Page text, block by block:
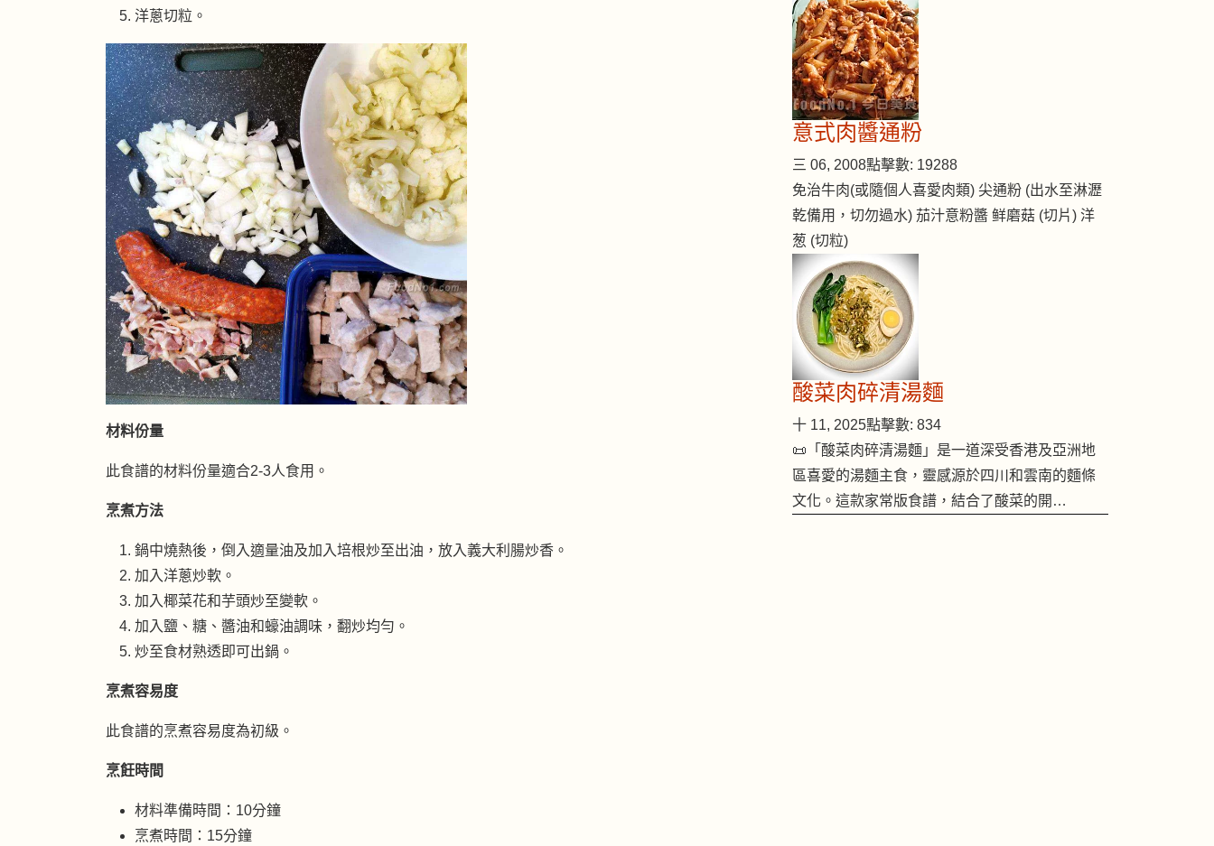
洋蔥切粒。
材料份量
此食譜的材料份量適合2-3人食用。
烹煮方法
鍋中燒熱後，倒入適量油及加入培根炒至出油，放入義大利腸炒香。
加入洋蔥炒軟。
加入椰菜花和芋頭炒至變軟。
加入鹽、糖、醬油和蠔油調味，翻炒均勻。
炒至食材熟透即可出鍋。
烹煮容易度
此食譜的烹煮容易度為初級。
烹飪時間
材料準備時間：10分鐘
烹煮時間：15分鐘
意式肉醬通粉
三 06, 2008點擊數: 19288
免治牛肉(或隨個人喜愛肉類) 尖通粉 (出水至淋瀝
乾備用，切勿過水) 茄汁意粉醬 鲜磨菇 (切片) 洋
葱 (切粒)
酸菜肉碎清湯麵
十 11, 2025點擊數: 834
📜「酸菜肉碎清湯麵」是一道深受香港及亞洲地
區喜愛的湯麵主食，靈感源於四川和雲南的麵條
文化。這款家常版食譜，結合了酸菜的開…